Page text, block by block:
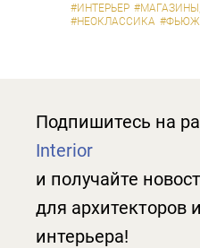
#ИНТЕРЬЕР
#НЕОКЛАССИКА
Подпишитесь на
Interior
и получайте
для архитекторов
интерьера!